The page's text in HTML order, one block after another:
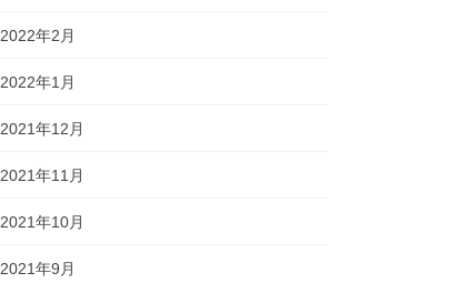
2022年2月
2022年1月
2021年12月
2021年11月
2021年10月
2021年9月